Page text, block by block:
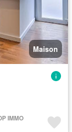
Maison
IMMO